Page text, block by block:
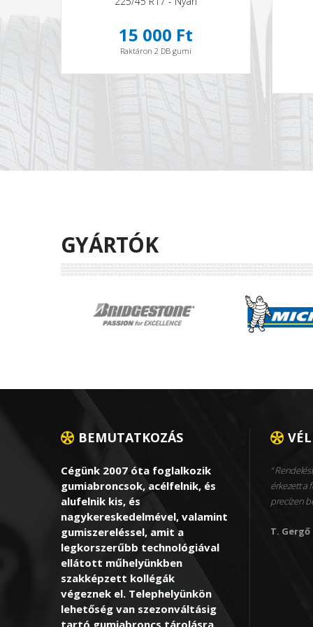
15 000 Ft
Raktáron 2 DB gumi
GYÁRTÓK
BEMUTATKOZÁS
Cégünk 2007 óta foglalkozik
gumiabroncsok, acélfelnik, és
alufelnik kis, és
nagykereskedelmével, valamint
gumiszereléssel, amit a
legkorszerűbb technológiával
ellátott műhelyünkben
szakképzett kollégák
végeznek el. Telephelyünkön
lehetőség van szezonváltásig
tartó gumiabroncs tárolásra
érkezett a
precízen
T. Gergő